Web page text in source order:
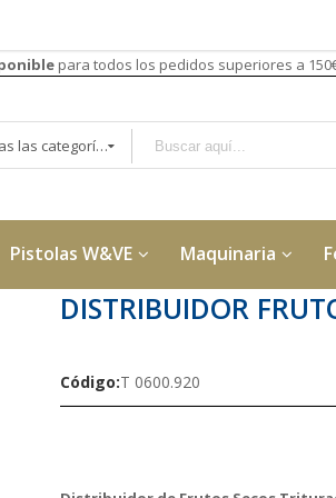
para todos los pedidos superiores a
Todas las categorías
Pistolas W&VE Maquinaria
DISTRIBUIDOR
Código T 0600.920